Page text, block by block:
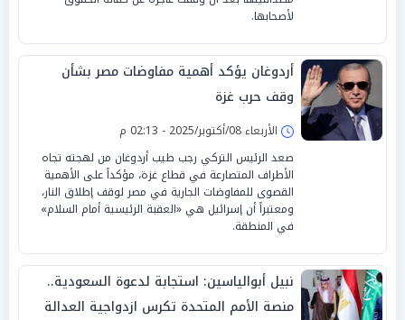
لأصحابها.
أردوغان يؤكد أهمية مفاوضات مصر بشأن
وقف حرب غزة
الأربعاء 08/أكتوبر/2025 - 02:13 م
صعد الرئيس التركي رجب طيب أردوغان من لهجته تجاه
الأطراف المتصارعة في قطاع غزة، مؤكداً على الأهمية
القصوى للمفاوضات الجارية في مصر لوقف إطلاق النار،
ومعتبراً أن إسرائيل هي «العقبة الرئيسية أمام السلام»
في المنطقة.
نبيل أبوالياسين: استجابة لدعوة السعودية..
منصة الأمم المتحدة تكرس ازدواجية العدالة